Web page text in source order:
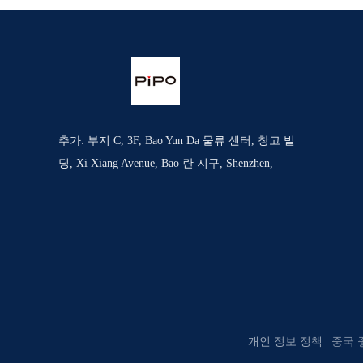
추가: 부지 C, 3F, Bao Yun Da 물류 센터, 창고 빌
딩, Xi Xiang Avenue, Bao 란 지구, Shenzhen,
개인 정보 정책 | 중국